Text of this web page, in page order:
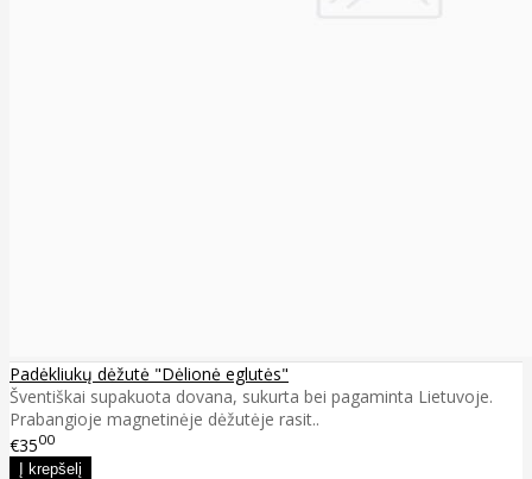
Padėkliukų dėžutė "Dėlionė eglutės"
Šventiškai supakuota dovana, sukurta bei pagaminta Lietuvoje.
Prabangioje magnetinėje dėžutėje rasit..
€3500